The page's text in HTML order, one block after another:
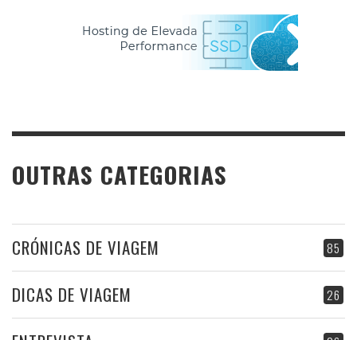
OUTRAS CATEGORIAS
85
CRÓNICAS DE VIAGEM
26
DICAS DE VIAGEM